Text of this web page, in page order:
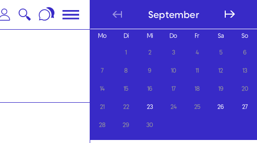
Zum Footer springenSeptember
Mo Di Mi Do Fr Sa So
1 2 3 4 5 6
7 8 9 10 11 12 13
14 15 16 17 18 19 20
21 22 23 24 25 26 27
28 29 30